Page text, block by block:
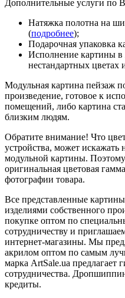
Дополнительные услуги по
Натяжка полотна на
(подробнее);
Подарочная упаковка
Исполнение картины в
нестандартных цветах
Модульная картина пейзаж
произведение, готовое к
помещений, либо картина
близким людям.
Обратите внимание! Что
устройства, может искажать
модульной картины.
оригинальная цветовая
фотографии товара.
Все представленные
изделиями собственного
покупке оптом по
сотрудничеству и
интернет-магазины. Мы
акрилом оптом по самым
марка ArtSale.ua предлагает
сотрудничества.
кредиты.